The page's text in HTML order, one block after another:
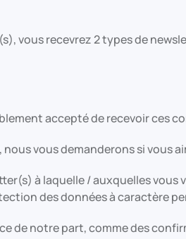
vous recevrez 2 types de
accepté de recevoir ces
vous demanderons si vous
à laquelle / auxquelles
des données à caractère
de notre part, comme des